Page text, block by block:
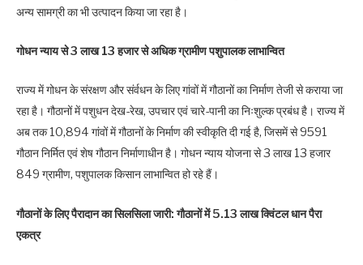
अन्य सामग्री का भी उत्पादन किया जा रहा है।
गोधन न्याय से 3 लाख 13 हजार से अधिक ग्रामीण पशुपालक लाभान्वित
राज्य में गोधन के संरक्षण और संर्वधन के लिए गांवों में गौठानों का निर्माण तेजी से कराया जा
रहा है। गौठानों में पशुधन देख-रेख, उपचार एवं चारे-पानी का निःशुल्क प्रबंध है। राज्य में
अब तक 10,894 गांवों में गौठानों के निर्माण की स्वीकृति दी गई है, जिसमें से 9591
गौठान निर्मित एवं शेष गौठान निर्माणाधीन है। गोधन न्याय योजना से 3 लाख 13 हजार
849 ग्रामीण, पशुपालक किसान लाभान्वित हो रहे हैं।
गौठानों के लिए पैरादान का सिलसिला जारी: गौठानों में 5.13 लाख क्विंटल धान पैरा
एकत्र